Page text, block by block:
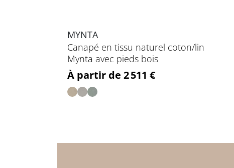
MYNTA
Canapé en tissu naturel coton/lin
Mynta avec pieds bois
Prix
À partir de 2 511 €